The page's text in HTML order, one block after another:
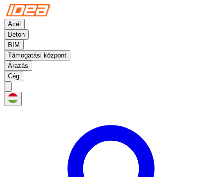
Acél
Beton
BIM
Támogatási központ
Árazás
Cég